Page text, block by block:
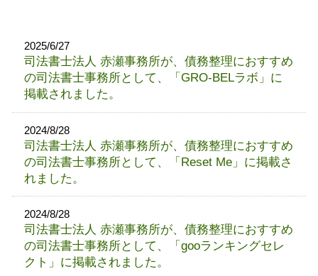
2025/6/27
司法書士法人 赤瀬事務所が、債務整理におすすめ
の司法書士事務所として、「GRO-BELラボ」に
掲載されました。
2024/8/28
司法書士法人 赤瀬事務所が、債務整理におすすめ
の司法書士事務所として、「Reset Me」に掲載さ
れました。
2024/8/28
司法書士法人 赤瀬事務所が、債務整理におすすめ
の司法書士事務所として、「gooランキングセレ
クト」に掲載されました。